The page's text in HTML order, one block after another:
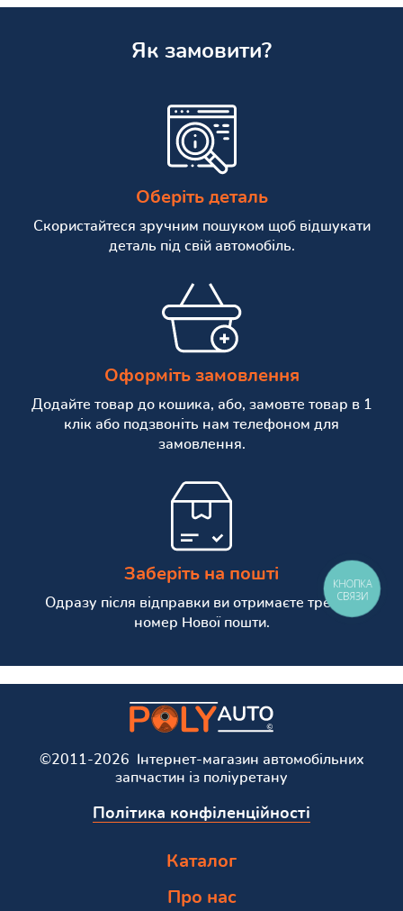
Як замовити?
Оберіть деталь
Скористайтеся зручним пошуком щоб відшукати
деталь під свій автомобіль.
Оформіть замовлення
Додайте товар до кошика, або, замовте товар в 1
клік або подзвоніть нам телефоном для
замовлення.
Заберіть на пошті
Одразу після відправки ви отримаєте трекінг
номер Нової пошти.
©2011-2026 Інтернет-магазин автомобільних
запчастин із поліуретану
Політика конфіленційності
Каталог
Про нас
КНОПКА
СВЯЗИ